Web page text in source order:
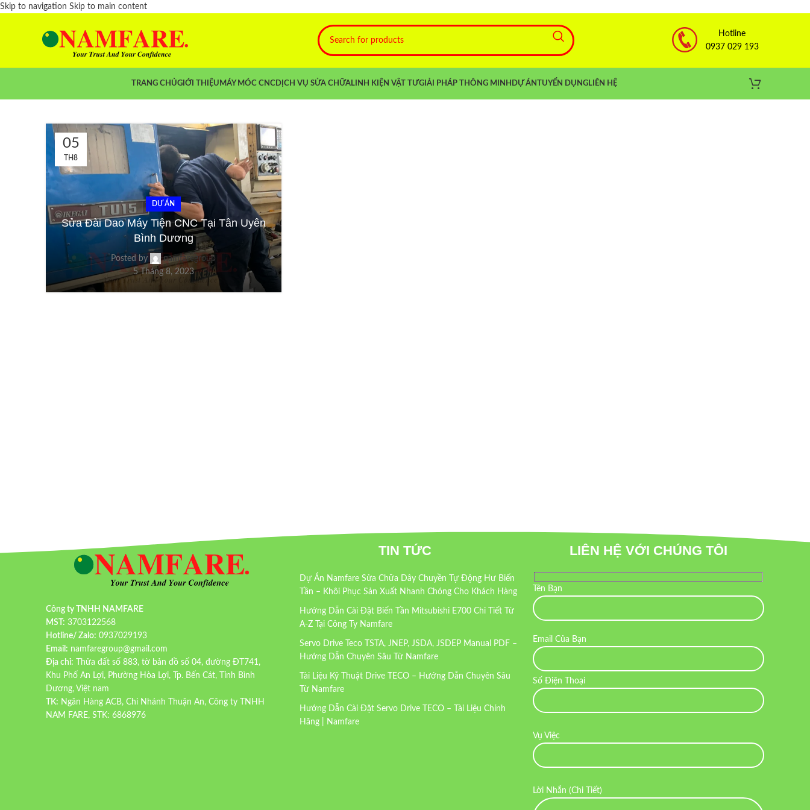
Skip to navigation Skip to main content
Hotline
0937 029 193
TRANG CHỦGIỚI THIỆU MÁY MÓC CNCDỊCH VỤ SỬA CHỮALINH KIỆN VẬT TƯGIẢI PHÁP THÔNG MINH DỰ ÁNTUYỂN DỤNGLIÊN HỆ
05
TH8
DỰ ÁN
Sửa Đài Dao Máy Tiện CNC Tại Tân Uyên
Bình Dương
Posted by
namfaregroup
5 Tháng 8, 2023
Công ty TNHH NAMFARE
MST: 3703122568
Hotline/ Zalo: 0937029193
Email: namfaregroup@gmail.com
Địa chỉ: Thửa đất số 883, tờ bản đồ số 04, đường ĐT741,
Khu Phố An Lợi, Phường Hòa Lợi, Tp. Bến Cát, Tỉnh Bình
Dương, Việt nam
TK: Ngân Hàng ACB, Chi Nhánh Thuận An, Công ty TNHH
NAM FARE, STK: 6868976
TIN TỨC
Dự Án Namfare Sửa Chữa Dây Chuyền Tự Động Hư Biến
Tần – Khôi Phục Sản Xuất Nhanh Chóng Cho Khách Hàng
Hướng Dẫn Cài Đặt Biến Tần Mitsubishi E700 Chi Tiết Từ
A-Z Tại Công Ty Namfare
Servo Drive Teco TSTA, JNEP, JSDA, JSDEP Manual PDF –
Hướng Dẫn Chuyên Sâu Từ Namfare
Tài Liệu Kỹ Thuật Drive TECO – Hướng Dẫn Chuyên Sâu
Từ Namfare
Hướng Dẫn Cài Đặt Servo Drive TECO – Tài Liệu Chính
Hãng | Namfare
LIÊN HỆ VỚI CHÚNG TÔI
Tên Bạn
Email Của Bạn
Số Điện Thoại
Vụ Việc
Lời Nhắn (Chi Tiết)